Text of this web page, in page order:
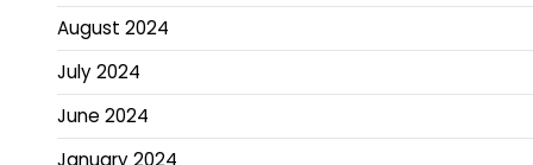
August 2024
July 2024
June 2024
January 2024